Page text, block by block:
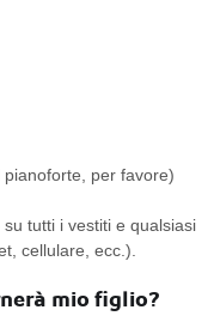
per favore)
tutti i vestiti e qualsiasi
cellulare, ecc.).
mio figlio?